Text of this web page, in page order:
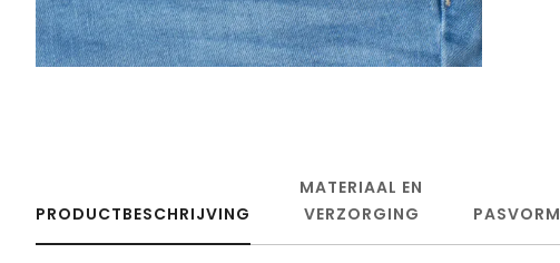
PRODUCTBESCHRIJVING
MATERIAAL EN
VERZORGING
PASVORM